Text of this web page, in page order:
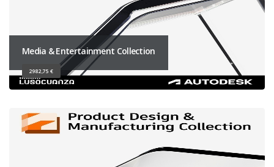
Media & Entertainment Collection
2982,75 €